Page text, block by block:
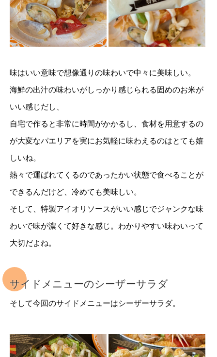
味はいい意味で想像通りの味わいで中々に美味しい。
海鮮の出汁の味わいがしっかり感じられる固めのお米が
いい感じだし、
自宅で作ると非常に時間がかかるし、食材を用意するの
が大変なパエリアを実にお気軽に味わえるのはとても嬉
しいね。
熱々で運ばれてくるのであったかい状態で食べることが
できるんだけど、冷めても美味しい。
そして、特製アイオリソースがいい感じでジャンクな味
わいで味が濃くて好きな感じ。わかりやすい味わいって
大切だよね。
サイドメニューのシーザーサラダ
そして今回のサイドメニューはシーザーサラダ。